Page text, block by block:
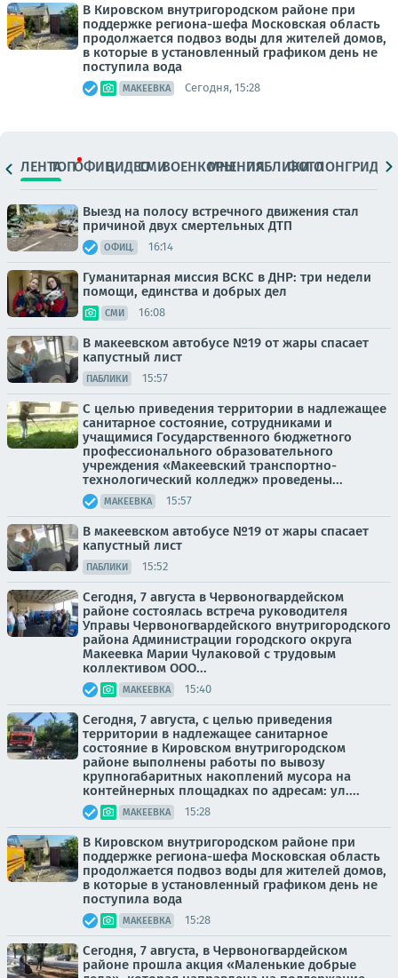
В Кировском внутригородском районе при
поддержке региона-шефа Московская область
продолжается подвоз воды для жителей домов,
в которые в установленный графиком день не
поступила вода
МАКЕЕВКА Сегодня, 15:28
ЛЕНТАТОПОФИЦ.ВИДЕОСМИВОЕНКОРЫМНЕНИЯПАБЛИКИ
ФОТОЛОНГРИДЫ
Выезд на полосу встречного движения стал
причиной двух смертельных ДТП
ОФИЦ. 16:14
Гуманитарная миссия ВСКС в ДНР: три недели
помощи, единства и добрых дел
СМИ 16:08
В макеевском автобусе №19 от жары спасает
капустный лист
ПАБЛИКИ 15:57
С целью приведения территории в надлежащее
санитарное состояние, сотрудниками и
учащимися Государственного бюджетного
профессионального образовательного
учреждения «Макеевский транспортно-
технологический колледж» проведены...
МАКЕЕВКА 15:57
В макеевском автобусе №19 от жары спасает
капустный лист
ПАБЛИКИ 15:52
Сегодня, 7 августа в Червоногвардейском
районе состоялась встреча руководителя
Управы Червоногвардейского внутригородского
района Администрации городского округа
Макеевка Марии Чулаковой с трудовым
коллективом ООО...
МАКЕЕВКА 15:40
Сегодня, 7 августа, с целью приведения
территории в надлежащее санитарное
состояние в Кировском внутригородском
районе выполнены работы по вывозу
крупногабаритных накоплений мусора на
контейнерных площадках по адресам: ул....
МАКЕЕВКА 15:28
В Кировском внутригородском районе при
поддержке региона-шефа Московская область
продолжается подвоз воды для жителей домов,
в которые в установленный графиком день не
поступила вода
МАКЕЕВКА 15:28
Сегодня, 7 августа, в Червоногвардейском
районе прошла акция «Маленькие добрые